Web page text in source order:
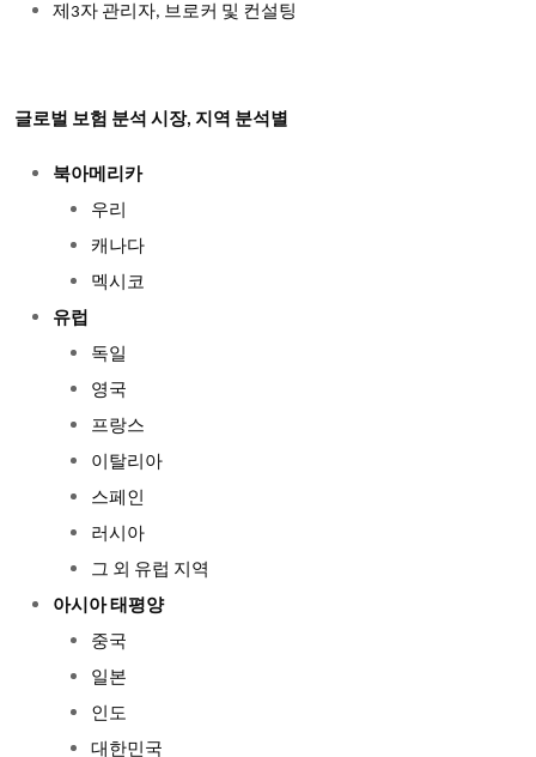
제 3자 관리자, 브로커 및 컨설팅
글로벌 보험 분석 시장, 지역 분석별
북아메리카
우리
캐나다
멕시코
유럽
독일
영국
프랑스
이탈리아
스페인
러시아
그 외 유럽 지역
아시아 태평양
중국
일본
인도
대한민국